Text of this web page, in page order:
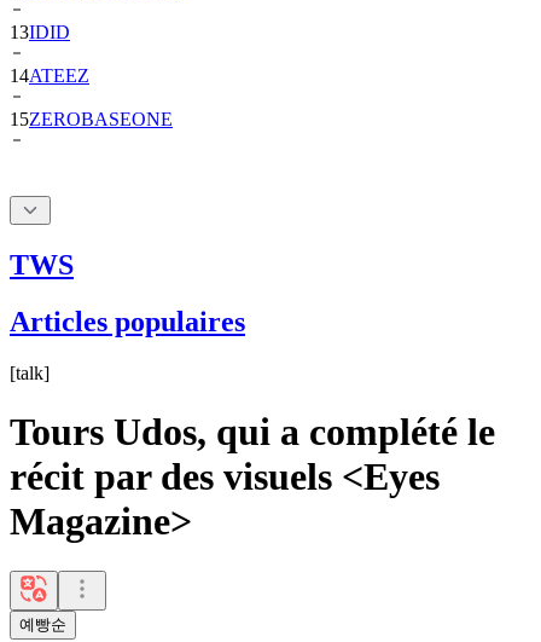
14ATEEZ
15ZEROBASEONE
TWS
Articles populaires
[talk]
Tours Udos, qui a complété le
récit par des visuels <Eyes
Magazine>
예빵순